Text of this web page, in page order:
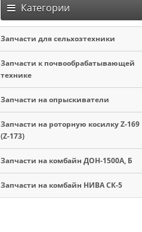
Категории
Запчасти для сельхозтехники
Запчасти к почвообрабатывающей
технике
Запчасти на опрыскиватели
Запчасти на роторную косилку Z-169
(Z-173)
Запчасти на комбайн ДОН-1500А, Б
Запчасти на комбайн НИВА СК-5